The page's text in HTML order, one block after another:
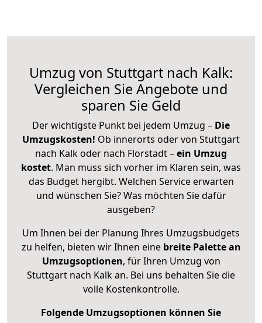
Umzug von Stuttgart nach Kalk:
Vergleichen Sie Angebote und
sparen Sie Geld
Der wichtigste Punkt bei jedem Umzug – Die
Umzugskosten! Ob innerorts oder von Stuttgart
nach Kalk oder nach Florstadt –ein Umzug
kostet. Man muss sich vorher im Klaren sein, was
das Budget hergibt. Welchen Service erwarten
und wünschen Sie? Was möchten Sie dafür
ausgeben?
Um Ihnen bei der Planung Ihres Umzugsbudgets
zu helfen, bieten wir Ihnen eine breite Palette an
Umzugsoptionen, für Ihren Umzug von
Stuttgart nach Kalk an. Bei uns behalten Sie die
volle Kostenkontrolle.
Folgende Umzugsoptionen können Sie